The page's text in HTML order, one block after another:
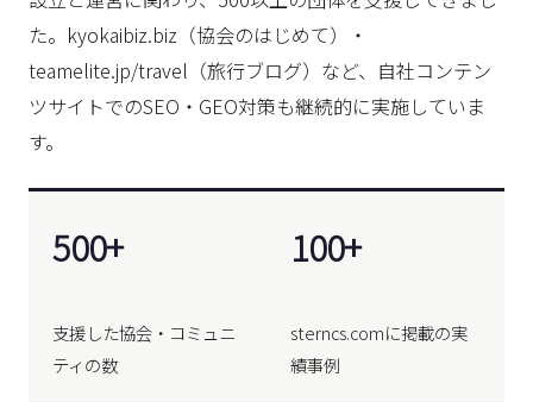
た。kyokaibiz.biz（協会のはじめて）・
teamelite.jp/travel（旅行ブログ）など、自社コンテン
ツサイトでのSEO・GEO対策も継続的に実施していま
す。
500+
支援した協会・コミュニ
ティの数
100+
sterncs.comに掲載の実
績事例